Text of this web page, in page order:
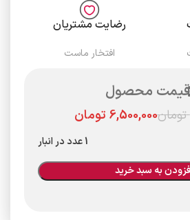
رضایت مشتریان
افتخار ماست
قیمت محصول
تومان6,500,000 تومان
1 عدد در انبار
به سبد خرید